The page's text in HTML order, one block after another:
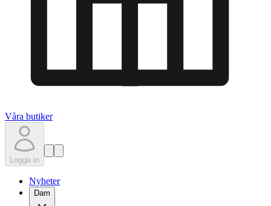
Våra butiker
Logga in
Nyheter
Dam